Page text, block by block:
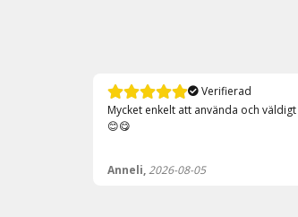
Verifierad
Jättegoda såser , kommer att köpa
Niklas,2026-08-05